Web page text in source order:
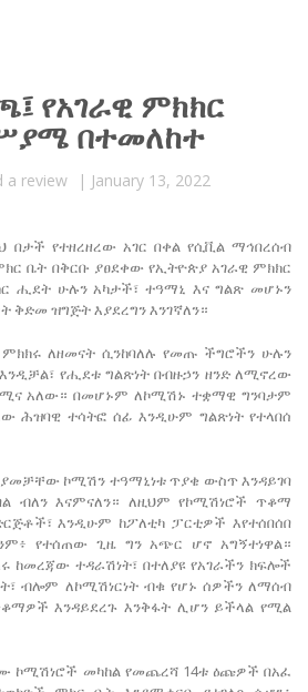
የአገራዊ ምክክር
በተመለከተ
a review | January 13, 2022
በታች የተዘረዘረው አገር በቀል የሲቪል ማኅበረሰብ
ቤት በቅርቡ ያፀደቀው የኢትዮጵያ አገራዊ ምክክር
ሒደት ሁሉን አካታች፣ ተዓማኒ እና ግልጽ መሆኑን
ቅድመ ዝግጅት እያደረግን እንገኛለን።
ምክክሩ ለዘመናት ሲንከባለሉ የመጡ ችግሮችን ሁሉን
የሒደቱ ግልጽነት በብዙኃን ዘንድ ለሚኖረው
ሚና አለው። በመሆኑም ለኮሚሽኑ ተቋማዊ ግንባታም
ሕዝባዊ ተሳትፎ ሰፊ እንዲሁም ግልጽነት የተላበሰ
ኮሚሽን ተዓማኒነቱ ጥያቄ ውስጥ እንዳይገባ
ብለን እናምናለን። ለዚህም የኮሚሽነሮች ጥቆማ
እንዲሁም ከፖለቲካ ፓርቲዎች እየተሰበሰበ
የተሰጠው ጊዜ ግን አጭር ሆኖ አግኝተነዋል።
ተዳራሽነት፣ በተለያዩ የአገራችን ክፍሎች
ብሎም ለኮሚሽነርነት ብቁ የሆኑ ሰዎችን ለማሰብ
እንዳይደረጉ እንቅፋት ሊሆን ይችላል የሚል
ኮሚሽነሮች መካከል የመጨረሻ 14ቱ ዕጩዎች በአፈ